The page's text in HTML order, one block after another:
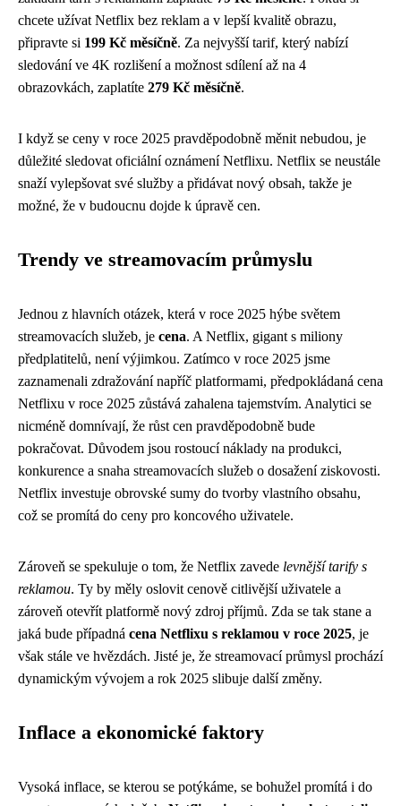
chcete užívat Netflix bez reklam a v lepší kvalitě obrazu,
připravte si 199 Kč měsíčně. Za nejvyšší tarif, který nabízí
sledování ve 4K rozlišení a možnost sdílení až na 4
obrazovkách, zaplatíte 279 Kč měsíčně.
I když se ceny v roce 2025 pravděpodobně měnit nebudou, je
důležité sledovat oficiální oznámení Netflixu. Netflix se neustále
snaží vylepšovat své služby a přidávat nový obsah, takže je
možné, že v budoucnu dojde k úpravě cen.
Trendy ve streamovacím průmyslu
Jednou z hlavních otázek, která v roce 2025 hýbe světem
streamovacích služeb, je cena. A Netflix, gigant s miliony
předplatitelů, není výjimkou. Zatímco v roce 2025 jsme
zaznamenali zdražování napříč platformami, předpokládaná cena
Netflixu v roce 2025 zůstává zahalena tajemstvím. Analytici se
nicméně domnívají, že růst cen pravděpodobně bude
pokračovat. Důvodem jsou rostoucí náklady na produkci,
konkurence a snaha streamovacích služeb o dosažení ziskovosti.
Netflix investuje obrovské sumy do tvorby vlastního obsahu,
což se promítá do ceny pro koncového uživatele.
Zároveň se spekuluje o tom, že Netflix zavede levnější tarify s
reklamou. Ty by měly oslovit cenově citlivější uživatele a
zároveň otevřít platformě nový zdroj příjmů. Zda se tak stane a
jaká bude případná cena Netflixu s reklamou v roce 2025, je
však stále ve hvězdách. Jisté je, že streamovací průmysl prochází
dynamickým vývojem a rok 2025 slibuje další změny.
Inflace a ekonomické faktory
Vysoká inflace, se kterou se potýkáme, se bohužel promítá i do